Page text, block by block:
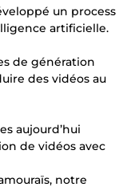
un process
artificielle.
de génération
des vidéos au
aujourd’hui
de vidéos avec
notre